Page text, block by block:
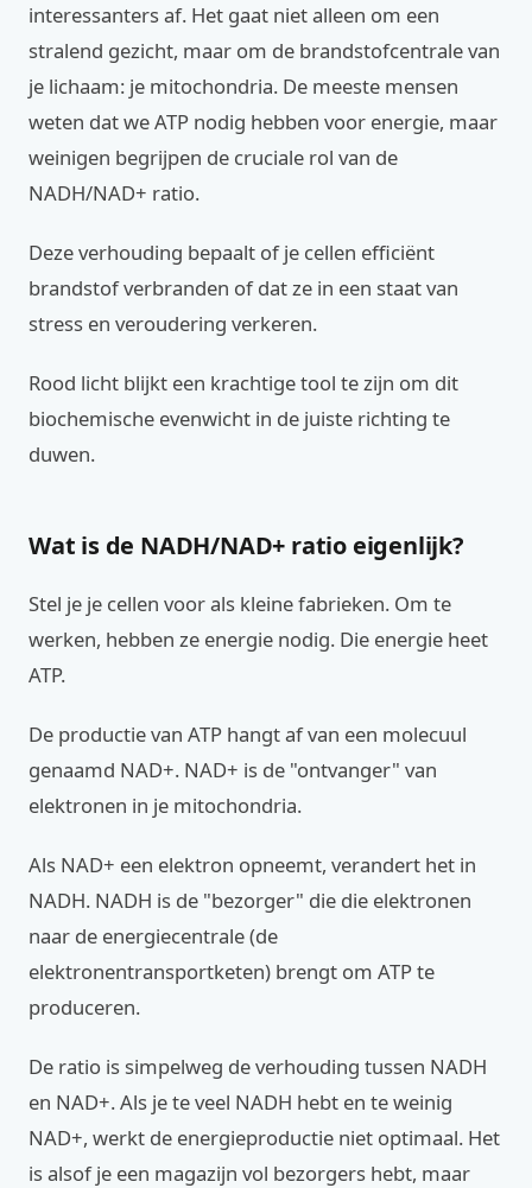
interessanters af. Het gaat niet alleen om een
stralend gezicht, maar om de brandstofcentrale van
je lichaam: je mitochondria. De meeste mensen
weten dat we ATP nodig hebben voor energie, maar
weinigen begrijpen de cruciale rol van de
NADH/NAD+ ratio.
Deze verhouding bepaalt of je cellen efficiënt
brandstof verbranden of dat ze in een staat van
stress en veroudering verkeren.
Rood licht blijkt een krachtige tool te zijn om dit
biochemische evenwicht in de juiste richting te
duwen.
Wat is de NADH/NAD+ ratio eigenlijk?
Stel je je cellen voor als kleine fabrieken. Om te
werken, hebben ze energie nodig. Die energie heet
ATP.
De productie van ATP hangt af van een molecuul
genaamd NAD+. NAD+ is de "ontvanger" van
elektronen in je mitochondria.
Als NAD+ een elektron opneemt, verandert het in
NADH. NADH is de "bezorger" die die elektronen
naar de energiecentrale (de
elektronentransportketen) brengt om ATP te
produceren.
De ratio is simpelweg de verhouding tussen NADH
en NAD+. Als je te veel NADH hebt en te weinig
NAD+, werkt de energieproductie niet optimaal. Het
is alsof je een magazijn vol bezorgers hebt, maar